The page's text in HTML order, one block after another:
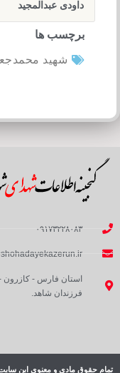
داودی عبدالمجید
برچسب ها
شهید
۰۹۱۷۳۲۲۸۰۸۳
استان فارس - کازرون
فرزندان شاهد.
تمام حقوق مادی و معنوی این